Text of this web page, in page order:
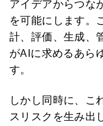
アイデアからつな
を可能にします。
計、評価、生成、
がAIに求めるあら
す。
しかし同時に、こ
スリスクを生み出